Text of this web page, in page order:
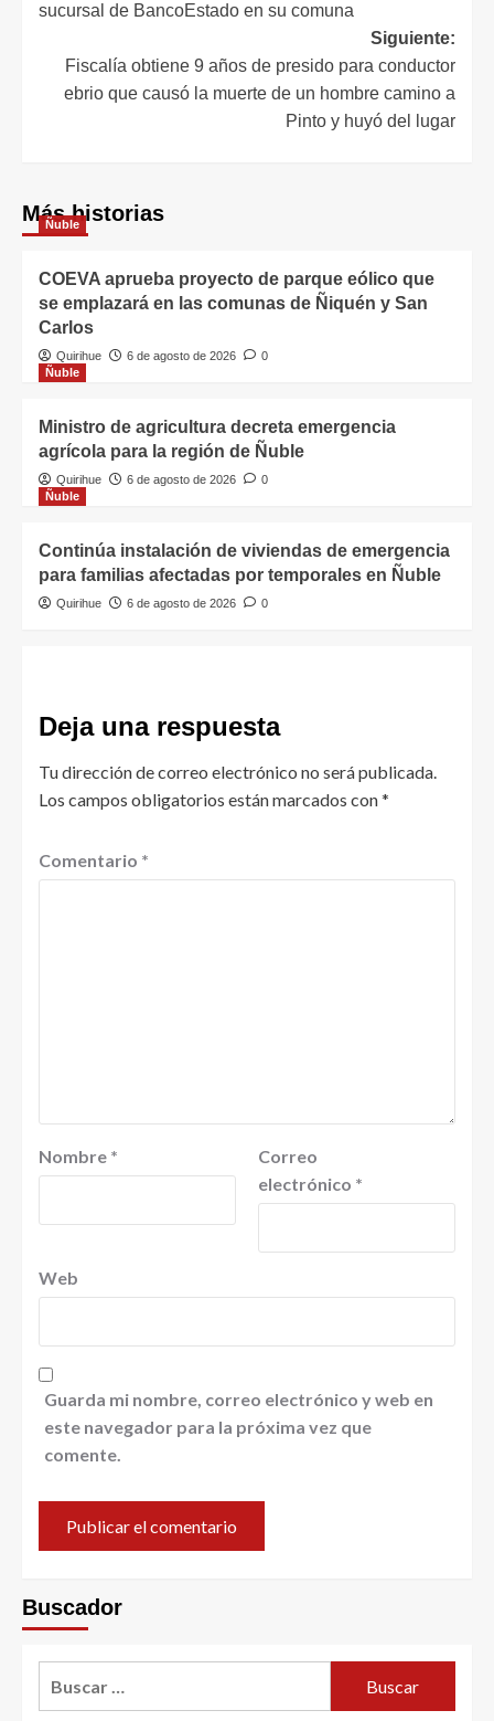
sucursal de BancoEstado en su comuna
Siguiente:
Fiscalía obtiene 9 años de presido para conductor
ebrio que causó la muerte de un hombre camino a
Pinto y huyó del lugar
Más historias
Ñuble
COEVA aprueba proyecto de parque eólico que
se emplazará en las comunas de Ñiquén y San
Carlos
Quirihue 6 de agosto de 2026
0
Ñuble
Ministro de agricultura decreta emergencia
agrícola para la región de Ñuble
Quirihue 6 de agosto de 2026
0
Ñuble
Continúa instalación de viviendas de emergencia
para familias afectadas por temporales en Ñuble
Quirihue 6 de agosto de 2026 0
Deja una respuesta
Tu dirección de correo electrónico no será publicada.
Los campos obligatorios están marcados con*
Comentario *
Nombre *
Correo
electrónico *
Web
Guarda mi nombre, correo electrónico y web en
este navegador para la próxima vez que
comente.
Buscador